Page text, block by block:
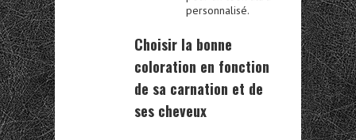
personnalisé.
Choisir la bonne
coloration en fonction
de sa carnation et de
ses cheveux